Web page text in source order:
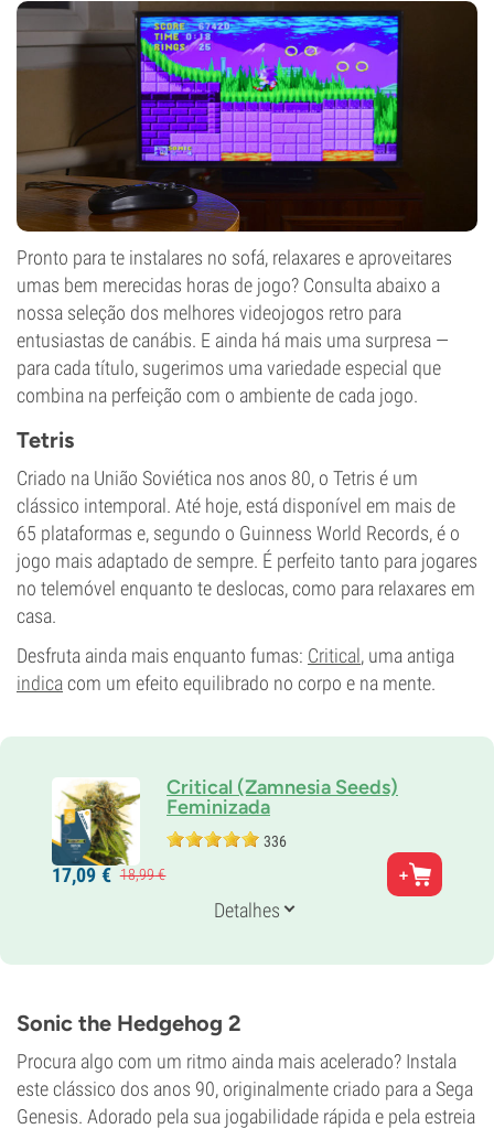
Pronto para te instalares no sofá, relaxares e aproveitares
umas bem merecidas horas de jogo? Consulta abaixo a
nossa seleção dos melhores videojogos retro para
entusiastas de canábis. E ainda há mais uma surpresa —
para cada título, sugerimos uma variedade especial que
combina na perfeição com o ambiente de cada jogo.
Tetris
Criado na União Soviética nos anos 80, o Tetris é um
clássico intemporal. Até hoje, está disponível em mais de
65 plataformas e, segundo o Guinness World Records, é o
jogo mais adaptado de sempre. É perfeito tanto para jogares
no telemóvel enquanto te deslocas, como para relaxares em
casa.
Desfruta ainda mais enquanto fumas: Critical, uma antiga
indicacom um efeito equilibrado no corpo e na mente.
Critical (Zamnesia Seeds)
Feminizada
336
Pais
Afghani x Skunk
40% Sativa
7-8 semanas
18%
CBD
0-1%
Tipo de floração
Período de luz
17,09 € 18,99€
Detalhes
Sonic the Hedgehog 2
Procura algo com um ritmo ainda mais acelerado? Instala
este clássico dos anos 90, originalmente criado para a Sega
Genesis. Adorado pela sua jogabilidade rápida e pela estreia